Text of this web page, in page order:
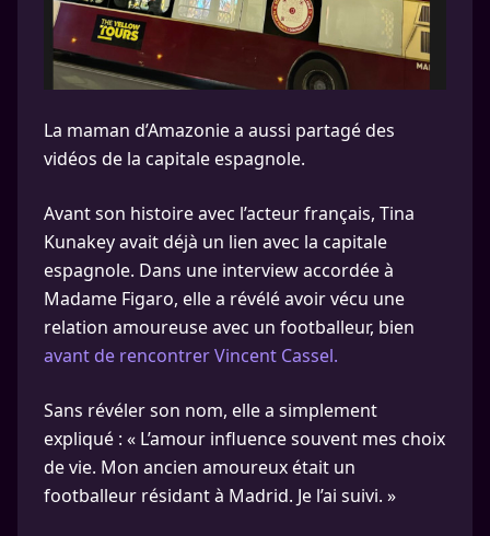
La maman d’Amazonie a aussi partagé des
vidéos de la capitale espagnole.
Avant son histoire avec l’acteur français, Tina
Kunakey avait déjà un lien avec la capitale
espagnole. Dans une interview accordée à
Madame Figaro, elle a révélé avoir vécu une
relation amoureuse avec un footballeur, bien
avant de rencontrer Vincent Cassel.
Sans révéler son nom, elle a simplement
expliqué : « L’amour influence souvent mes choix
de vie. Mon ancien amoureux était un
footballeur résidant à Madrid. Je l’ai suivi. »